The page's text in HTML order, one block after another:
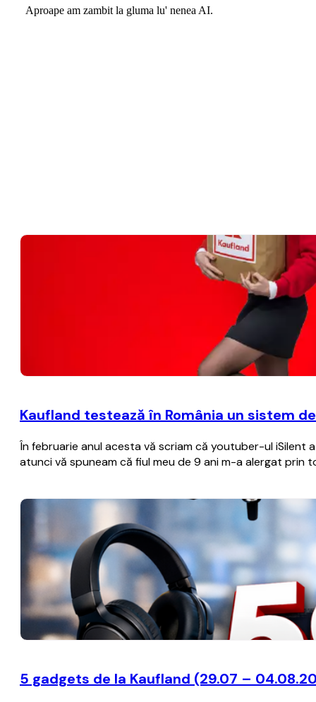
Kaufland testează în România un sistem
În februarie anul acesta vă scriam că youtuber-ul iSilent
atunci vă spuneam că fiul meu de 9 ani m-a alergat prin
5 gadgets de la Kaufland (29.07 –